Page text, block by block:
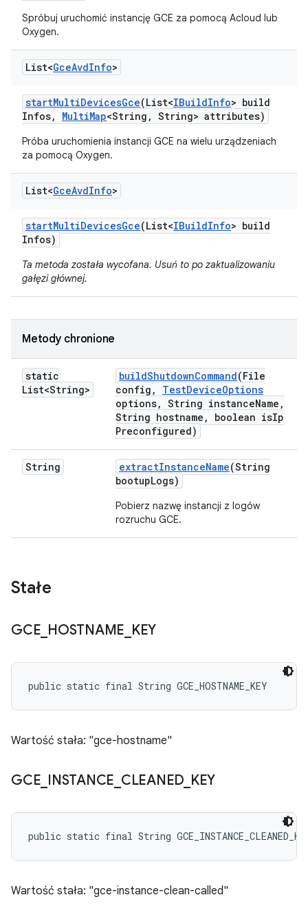
Spróbuj uruchomić instancję GCE za pomocą Acloud lub
Oxygen.
List<GceAvdInfo>
startMultiDevicesGce(List<IBuildInfo> build
Infos, MultiMap<String , String> attributes)
Próba uruchomienia instancji GCE na wielu urządzeniach
za pomocą Oxygen.
List<GceAvdInfo>
startMultiDevicesGce(List<IBuildInfo> build
Infos)
Ta metoda została wycofana. Usuń to po zaktualizowaniu
gałęzi głównej.
Metody chronione
static
List<String>
buildShutdownCommand(File
config , TestDeviceOptions
options, String instanceName ,
String hostname , boolean isIp
Preconfigured)
String extractInstanceName(String
bootupLogs)
Pobierz nazwę instancji z logów
rozruchu GCE.
Stałe
GCE HOSTNAME KEY
public static final String GCE_HOSTNAME_KEY
Wartość stała: "gce-hostname"
GCE INSTANCE CLEANED KEY
public static final String
Wartość stała: "gce-instance-clean-called"